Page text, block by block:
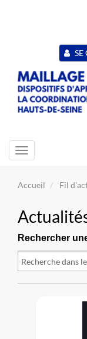
SE
Toggle
navigation
Accueil Fil
Rechercher